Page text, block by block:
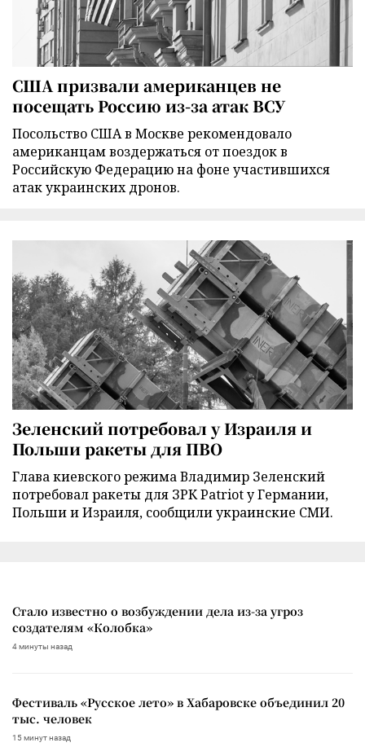
США призвали американцев не
посещать Россию из-за атак ВСУ
Посольство США в Москве рекомендовало
американцам воздержаться от поездок в
Российскую Федерацию на фоне участившихся
атак украинских дронов.
Зеленский потребовал у Израиля и
Польши ракеты для ПВО
Глава киевского режима Владимир Зеленский
потребовал ракеты для ЗРК Patriot у Германии,
Польши и Израиля, сообщили украинские СМИ.
Стало известно о возбуждении дела из-за угроз
создателям «Колобка»
4 минуты назад
Фестиваль «Русское лето» в Хабаровске объединил 20
тыс. человек
15 минут назад